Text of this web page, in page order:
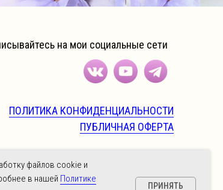
ПОЛИТИКА КОНФИДЕНЦИАЛЬНОСТИ
ПУБЛИЧНАЯ ОФЕРТА
на мои социальные сети
файлов cookie и
в нашей Политике
ПРИНЯТЬ